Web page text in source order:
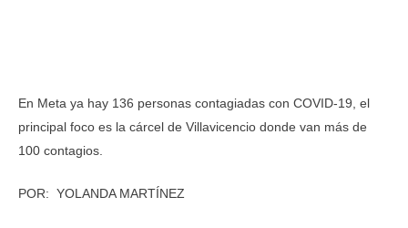
En Meta ya hay 136 personas contagiadas con COVID-19, el
principal foco es la cárcel de Villavicencio donde van más de
100 contagios.
POR: YOLANDA MARTÍNEZ